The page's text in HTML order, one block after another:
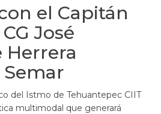
el Capitán
José
Herrera
del Istmo de Tehuantepec CIIT
multimodal que generará